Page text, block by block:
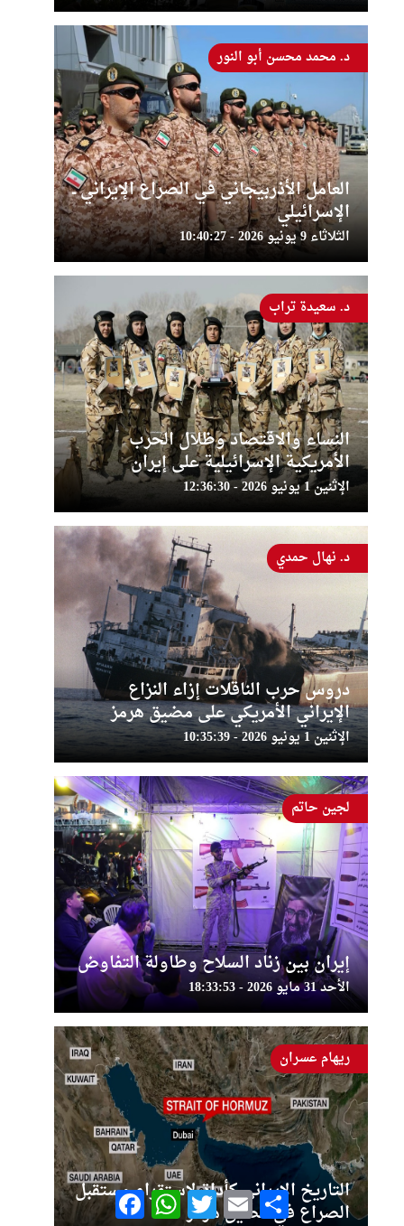
العامل الأذربيجاني في الصراع الإيراني ــ
الإسرائيلي
الثلاثاء 9 يونيو 2026 - 10:40:27
د. محمد محسن أبو النور
النساء والاقتصاد وظلال الحرب
الأمريكية الإسرائيلية على إيران
الإثنين 1 يونيو 2026 - 12:36:30
د. سعيدة تراب
دروس حرب الناقلات إزاء النزاع
الإيراني الأمريكي على مضيق هرمز
الإثنين 1 يونيو 2026 - 10:35:39
د. نهال حمدي
إيران بين زناد السلاح وطاولة التفاوض
الأحد 31 مايو 2026 - 18:33:53
لجين حاتم
التاريخ الإيراني كأداة لاستقراء مستقبل
الصراع في مضيق هرمز
ريهام عسران
FacebookWhatsAppTwitter Email Share